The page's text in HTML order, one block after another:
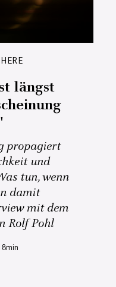
längst
propagiert
und
tun, wenn
damit
mit dem
Rolf Pohl
8